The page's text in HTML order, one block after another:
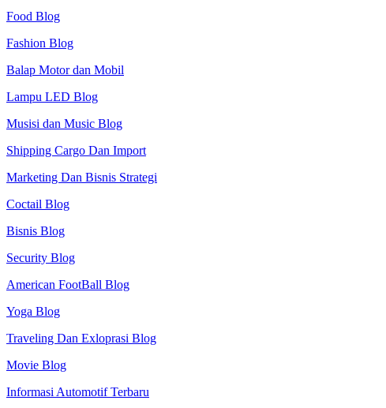
Food Blog
Fashion Blog
Balap Motor dan Mobil
Lampu LED Blog
Musisi dan Music Blog
Shipping Cargo Dan Import
Marketing Dan Bisnis Strategi
Coctail Blog
Bisnis Blog
Security Blog
American FootBall Blog
Yoga Blog
Traveling Dan Exloprasi Blog
Movie Blog
Informasi Automotif Terbaru